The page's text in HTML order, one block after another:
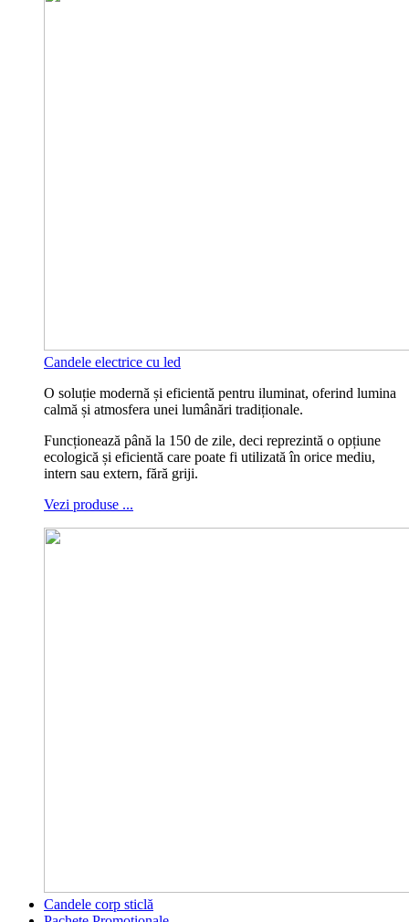
Candele electrice cu led
O soluție modernă și eficientă pentru iluminat, oferind lumina
calmă și atmosfera unei lumânări tradiționale.
Funcționează până la 150 de zile, deci reprezintă o opțiune
ecologică și eficientă care poate fi utilizată în orice mediu,
intern sau extern, fără griji.
Vezi produse ...
Candele corp sticlă